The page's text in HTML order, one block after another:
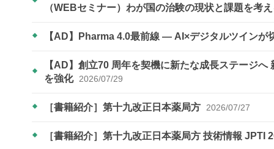
（WEBセミナー）わが国の治験の現状と課題を考
【AD】Pharma 4.0最前線 ― AI×デジタルツインが
【AD】​​​​​​​創立70 周年を契機に新たな成長ステージ
を強化 2026/07/29
［書籍紹介］第十九改正日本薬局方 2026/07/27
［書籍紹介］第十九改正日本薬局方 技術情報 JPTI